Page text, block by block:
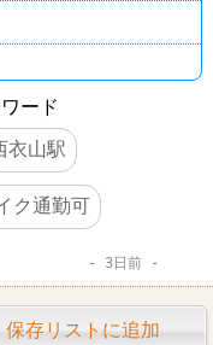
ード
衣山駅
ク通勤可
3日前
保存リストに追加